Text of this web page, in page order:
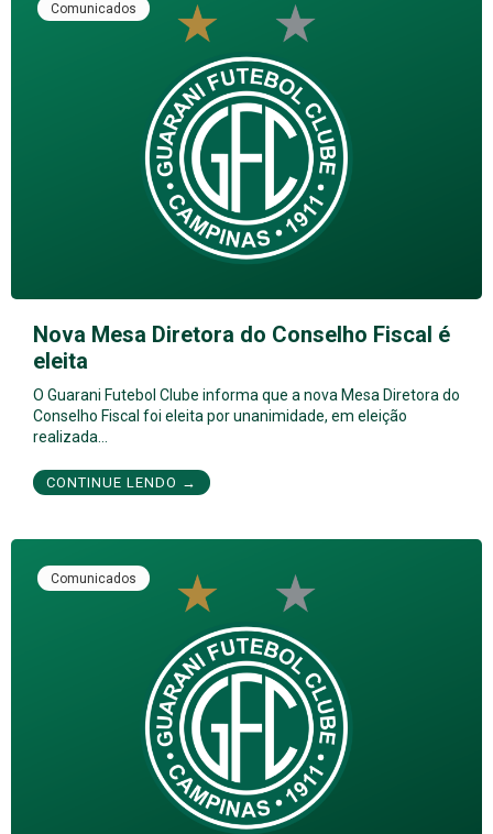
Comunicados
Nova Mesa Diretora do Conselho Fiscal é
eleita
O Guarani Futebol Clube informa que a nova Mesa Diretora do
Conselho Fiscal foi eleita por unanimidade, em eleição
realizada…
CONTINUE LENDO →
Comunicados